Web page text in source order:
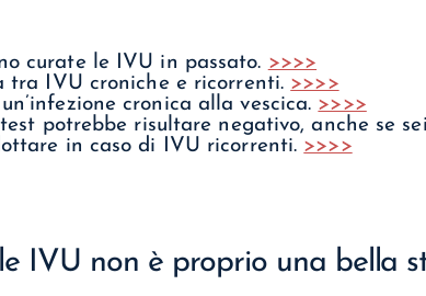
curate le IVU in passato. >>>>
tra IVU croniche e ricorrenti. >>>>
cronica alla vescica. >>>>
potrebbe risultare negativo, anche se
in caso di IVU ricorrenti. >>>>
IVU non è proprio una bella